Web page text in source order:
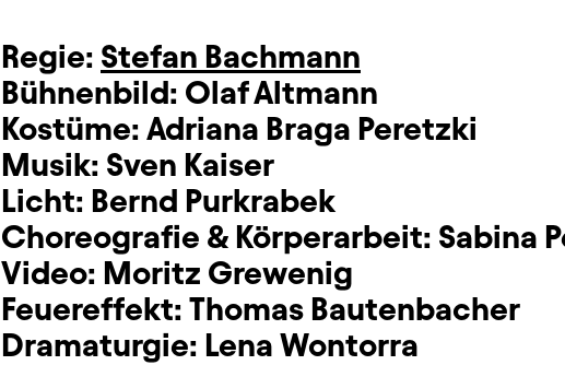
Regie: Stefan Bachmann
Bühnenbild: Olaf Altmann
Kostüme: Adriana Braga Peretzki
Musik: Sven Kaiser
Licht: Bernd Purkrabek
Choreografie & Körperarbeit: Sabina
Video: Moritz Grewenig
Feuereffekt: Thomas Bautenbacher
Dramaturgie: Lena Wontorra